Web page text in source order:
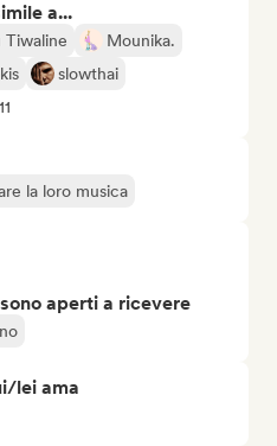
a...
Tiwaline
Mounika.
slowthai
la loro musica
aperti a ricevere
lei ama